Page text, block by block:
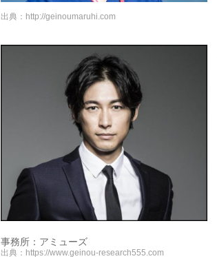
出典： http://geinoumaruhi.com
事務所：アミューズ
出典： https://www.geinou-research555.com